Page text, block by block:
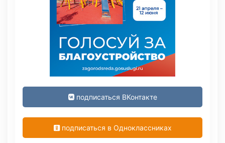
подписаться ВКонтакте
подписаться в Одноклассниках